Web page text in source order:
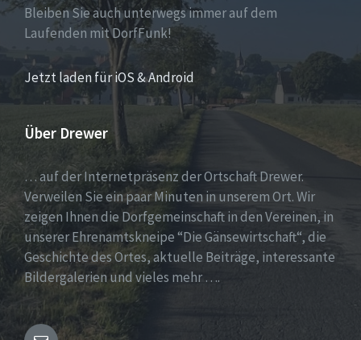
Bleiben Sie auch unterwegs immer auf dem
Laufenden mit DorfFunk!
Jetzt laden für iOS & Android
Über Drewer
… auf der Internetpräsenz der Ortschaft Drewer.
Verweilen Sie ein paar Minuten in unserem Ort. Wir
zeigen Ihnen die Dorfgemeinschaft in den Vereinen, in
unserer Ehrenamtskneipe “Die Gänsewirtschaft“, die
Geschichte des Ortes, aktuelle Beiträge, interessante
Bildergalerien und vieles mehr ….